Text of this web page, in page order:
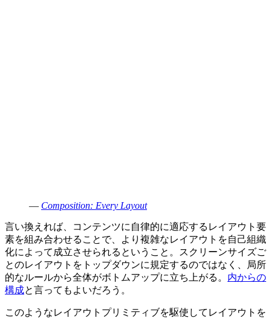
— Composition: Every Layout
言い換えれば、コンテンツに自律的に適応するレイアウト要
素を組み合わせることで、より複雑なレイアウトを自己組織
化によって成立させられるということ。スクリーンサイズご
とのレイアウトをトップダウンに規定するのではなく、局所
的なルールから全体がボトムアップに立ち上がる。 内からの
構成と言ってもよいだろう。
このようなレイアウトプリミティブを駆使してレイアウトを